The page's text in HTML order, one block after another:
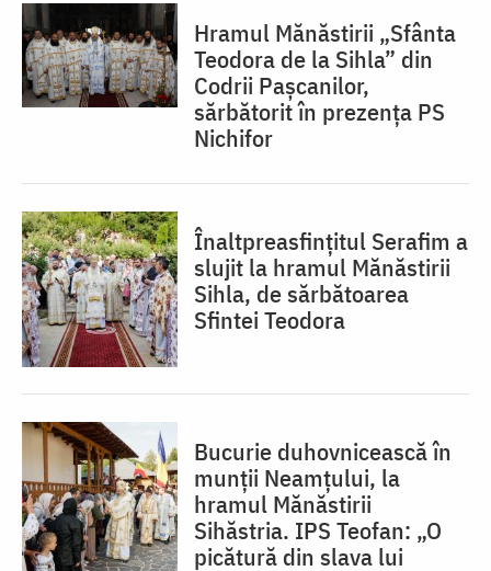
Hramul Mănăstirii „Sfânta
Teodora de la Sihla” din
Codrii Pașcanilor,
sărbătorit în prezența PS
Nichifor
Înaltpreasfințitul Serafim a
slujit la hramul Mănăstirii
Sihla, de sărbătoarea
Sfintei Teodora
Bucurie duhovnicească în
munții Neamțului, la
hramul Mănăstirii
Sihăstria. IPS Teofan: „O
picătură din slava lui